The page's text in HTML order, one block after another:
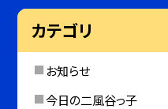
カテゴリ
お知らせ
今日の二風谷っ子